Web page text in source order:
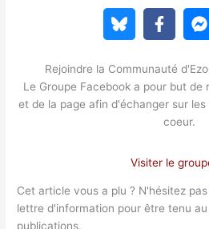
Rejoindre la Communauté
Le Groupe Facebook a pour but de
et de la page afin d'échanger sur
coeur.
Visiter le
Cet article vous a plu ? N'hésitez
lettre d'information pour être tenu
publications.